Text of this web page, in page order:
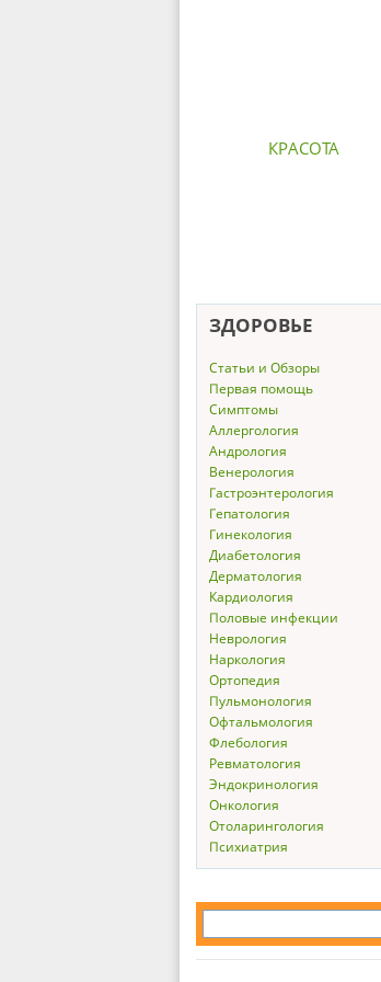
КРАСОТА
ЗДОРОВЬЕ
Статьи и Обзоры
Первая помощь
Симптомы
Аллергология
Андрология
Венерология
Гастроэнтерология
Гепатология
Гинекология
Диабетология
Дерматология
Кардиология
Половые инфекции
Неврология
Наркология
Ортопедия
Пульмонология
Офтальмология
Флебология
Ревматология
Эндокринология
Онкология
Отоларингология
Психиатрия